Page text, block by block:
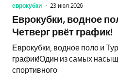
еврокубки 23 июл 2026
Еврокубки, водное
Четверг рвёт график!
Еврокубки, водное поло и
график!Один из самых
спортивного